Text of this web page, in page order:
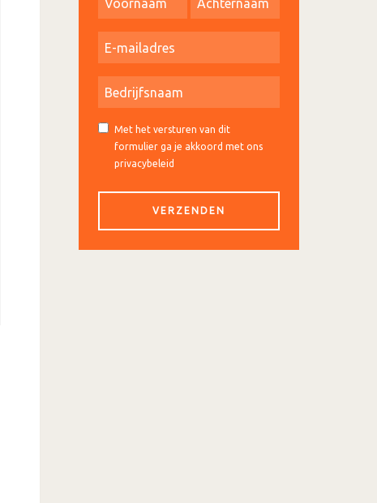
Met het versturen van dit
formulier ga je akkoord met ons
privacybeleid